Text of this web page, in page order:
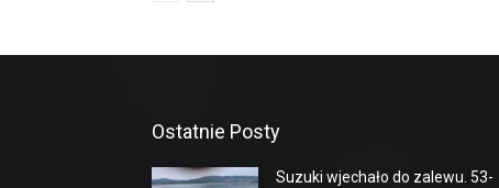
Ostatnie Posty
Suzuki wjechało do zalewu. 53-